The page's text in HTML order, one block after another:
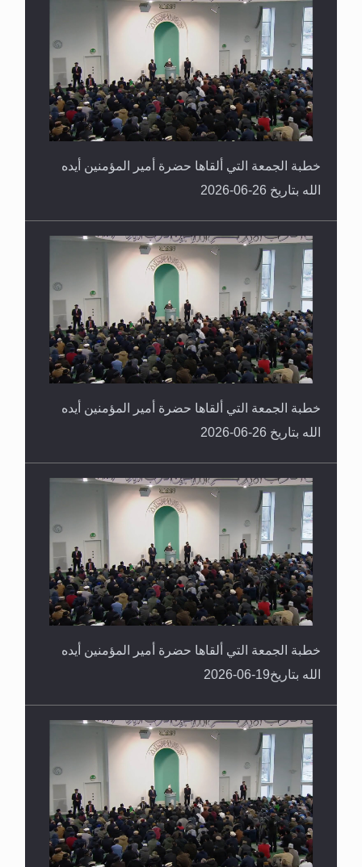
خطبة الجمعة التي ألقاها حضرة أمير المؤمنين أيده
الله بتاريخ 26-06-2026
خطبة الجمعة التي ألقاها حضرة أمير المؤمنين أيده
الله بتاريخ 26-06-2026
خطبة الجمعة التي ألقاها حضرة أمير المؤمنين أيده
الله بتاريخ19-06-2026